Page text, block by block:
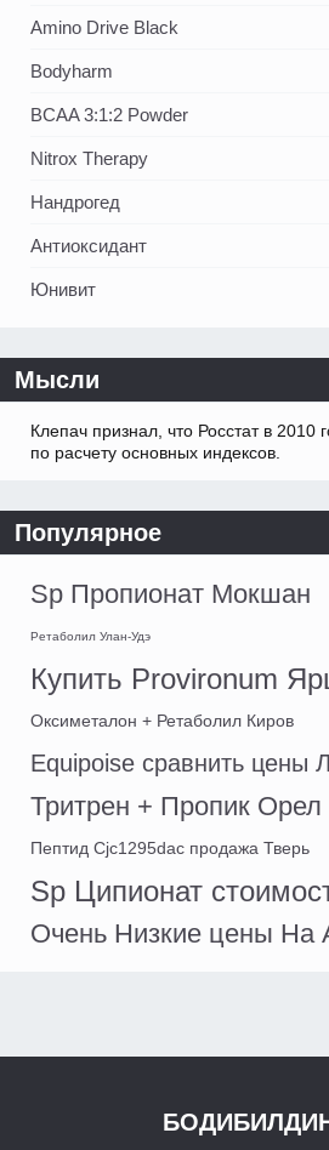
Amino Drive Black
Bodyharm
BCAA 3:1:2 Powder
Nitrox Therapy
Нандрогед
Антиоксидант
Юнивит
Мысли
Клепач признал, что Росстат в 2010
по расчету основных индексов.
Популярное
Sp Пропионат Мокшан
Ретаболил Улан-Удэ
Купить Provironum
Оксиметалон + Ретаболил Киров
Equipoise сравнить цены
Тритрен + Пропик Орел
Пептид Cjc1295dac продажа Тверь
Sp Ципионат
Очень Низкие цены На